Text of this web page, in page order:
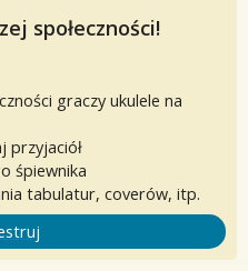
społeczności!
graczy ukulele na
przyjaciół
śpiewnika
tabulatur, coverów, itp.